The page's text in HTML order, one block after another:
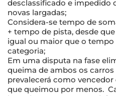
desclassificado e impedido
novas largadas;
Considera-se tempo de
+ tempo de pista, desde
igual ou maior que o tempo
categoria;
Em uma disputa na fase
queima de ambos os
prevalecerá como
que queimou por menos.